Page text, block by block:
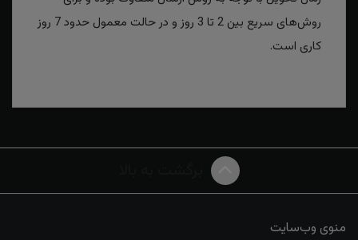
روش‌های سریع بین 2 تا 3 روز و در حالت معمول حدود 7 روز
کاری است.
منوی وب‌سایت